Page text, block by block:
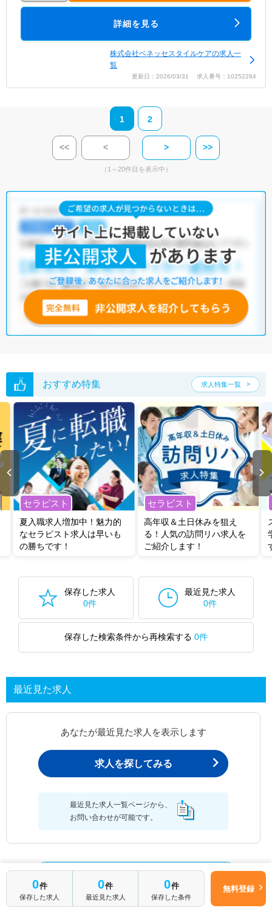
詳細を見る
株式会社ベネッセスタイルケアの求人一
覧
更新日：2026/03/31 求人番号：10252284
1 2
<< < > >>
（1～20件目を表示中）
おすすめ特集 求人特集一覧
セラピスト
夏入職求人増加中！魅力的
なセラピスト求人は早いも
の勝ちです！
セラピスト
高年収＆土日休みを狙え
る！人気の訪問リハ求人を
ご紹介します！
保存した求人
0件
最近見た求人
0件
保存した検索条件から再検索する 0件
最近見た求人
あなたが最近見た求人を表示します
求人を探してみる
最近見た求人一覧ページから、
お問い合わせが可能です。
最近見た求人一覧
0件
保存した求人
0件
最近見た求人
0件
保存した条件
無料登録